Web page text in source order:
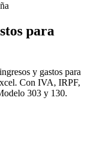
para
y gastos para
Con IVA, IRPF,
303 y 130.